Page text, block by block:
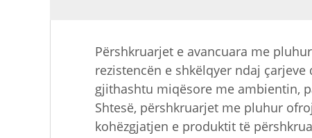
Përshkruarjet e avancuara me
rezistencën e shkëlqyer ndaj
gjithashtu miqësore me ambientin,
Shtesë, përshkruarjet me pluhur
kohëzgjatjen e produktit të